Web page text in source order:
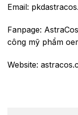
Email:
Fanpage:
công mỹ phẩm
Website: